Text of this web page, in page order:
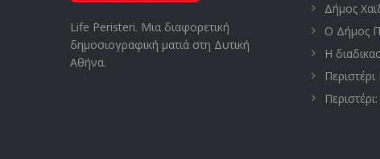
Life Peristeri. Μια διαφορετική
δημοσιογραφική ματιά στη Δυτική
Αθήνα.
Δήμος
Ο Δήμος
Η